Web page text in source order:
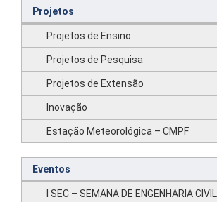
Projetos
Projetos de Ensino
Projetos de Pesquisa
Projetos de Extensão
Inovação
Estação Meteorológica – CMPF
Eventos
I SEC – SEMANA DE ENGENHARIA CIVIL